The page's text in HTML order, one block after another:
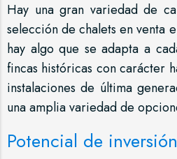
Hay una gran variedad de
selección de chalets en venta
hay algo que se adapta a
fincas históricas con carácter
instalaciones de última
una amplia variedad de
Potencial de